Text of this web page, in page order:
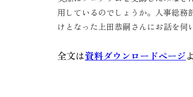
用しているのでしょうか。人事総
けとなった上田恭嗣さんにお話を伺
全文は資料ダウンロードページ